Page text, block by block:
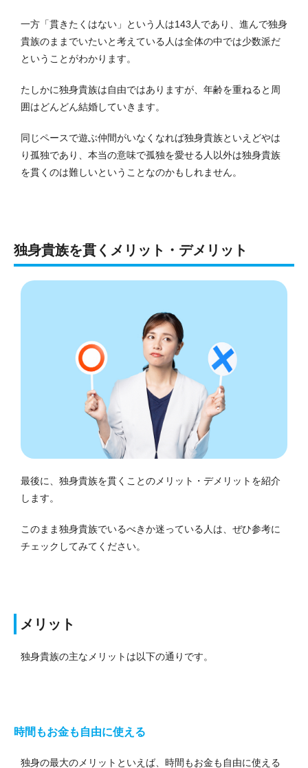
一方「貫きたくはない」という人は143人であり、進んで独身
貴族のままでいたいと考えている人は全体の中では少数派だ
ということがわかります。
たしかに独身貴族は自由ではありますが、年齢を重ねると周
囲はどんどん結婚していきます。
同じペースで遊ぶ仲間がいなくなれば独身貴族といえどやは
り孤独であり、本当の意味で孤独を愛せる人以外は独身貴族
を貫くのは難しいということなのかもしれません。
独身貴族を貫くメリット・デメリット
最後に、独身貴族を貫くことのメリット・デメリットを紹介
します。
このまま独身貴族でいるべきか迷っている人は、ぜひ参考に
チェックしてみてください。
メリット
独身貴族の主なメリットは以下の通りです。
時間もお金も自由に使える
独身の最大のメリットといえば、時間もお金も自由に使える